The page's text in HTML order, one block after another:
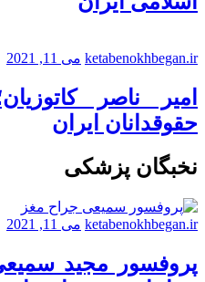
ketabenokhbegan.ir می 11, 2021
امیر ناصر
حقوقدانان ایران
نخبگان پزشکی
ketabenokhbegan.ir می 11, 2021
پروفسور مجید